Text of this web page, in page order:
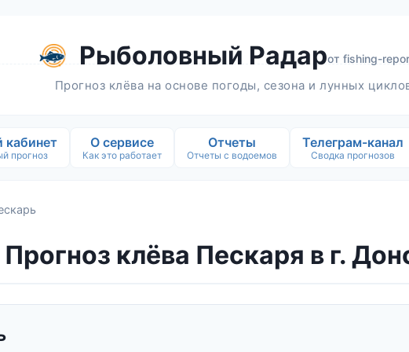
Рыболовный Радарот fishing-
Прогноз клёва на основе погоды, сезона и лунных
прогноз
О сервисе
Как это работает
Отчеты
Отчеты с водоемов
Телеграм-канал
Сводка прогнозов
Прогноз клёва Пескаря в г.